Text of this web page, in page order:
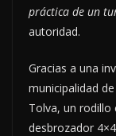
práctica de un
autoridad.
Gracias a una
municipalidad
Tolva, un
desbrozador